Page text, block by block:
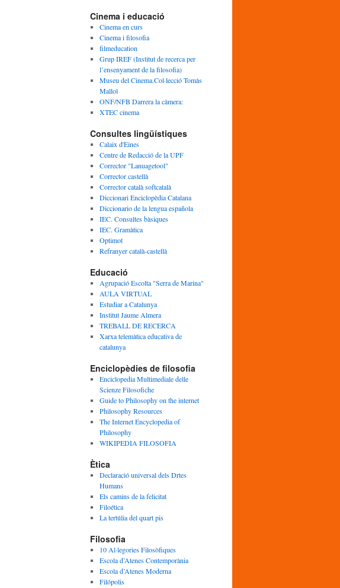
Cinema i educació
Cinema en curs
Cinema i filosofia
filmeducation
Grup IREF (Institut de recerca per
l’ensenyament de la filosofia)
Museu del Cinema.Col·lecció Tomàs
Mallol
ONF/NFB Darrera la càmera:
XTEC cinema
Consultes lingüístiques
Calaix d'Eines
Centre de Redacció de la UPF
Corrector "Lanuagetool"
Corrector castellà
Corrector català softcatalà
Diccionari Enciclopèdia Catalana
Diccionario de la lengua española
IEC. Consultes bàsiques
IEC. Gramàtica
Optimot
Refranyer català-castellà
Educació
Agrupació Escolta "Serra de Marina"
AULA VIRTUAL
Estudiar a Catalunya
Institut Jaume Almera
TREBALL DE RECERCA
Xarxa telemàtica educativa de
catalunya
Enciclopèdies de filosofia
Enciclopedia Multimediale delle
Scienze Filosofiche
Guide to Philosophy on the internet
Philosophy Resources
The Internet Encyclopedia of
Philosophy
WIKIPEDIA FILOSOFIA
Ètica
Declaració universal dels Drtes
Humans
Els camins de la felicitat
Filoética
La tertúlia del quart pis
Filosofia
10 Al·legories Filosòfiques
Escola d’Atenes Contemporània
Escola d’Atenes Moderna
Filópolis